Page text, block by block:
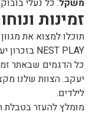
זמינות
תוכלו למצוא את
NEST PLAY בזכרון יעקב, או להזמין במשלוח ישיר עד הבית.
כל הדגמים שבאתר
יעקב. הצוות שלנו
לילדים.
מומלץ להעזר בטבלת